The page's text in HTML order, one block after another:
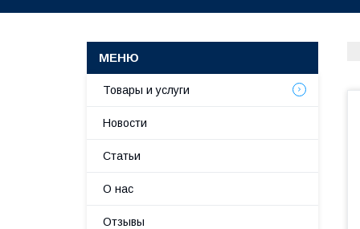
Товары и услуги
Новости
Статьи
О нас
Отзывы